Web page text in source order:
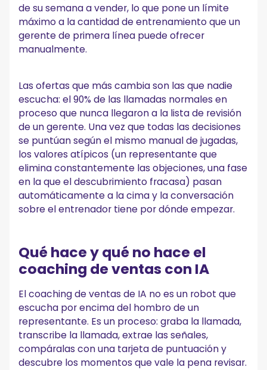
Preguntas frecuentes
¿Qué es el coaching de ventas con IA?‍
¿El coaching de ventas con IA reemplaza a un gerente de
¿Cuál es la diferencia entre el coaching de ventas con IA y
la inteligencia conversacional?‍
¿Es necesario que se les diga a los representantes que se
analizan sus llamadas?‍
¿Cuánto tiempo pasará hasta que el coaching de ventas
de IA muestre el ROI?‍
de su semana a vender, lo que pone un límite
máximo a la cantidad de entrenamiento que un
gerente de primera línea puede ofrecer
manualmente.
Las ofertas que más cambia son las que nadie
escucha: el 90% de las llamadas normales en
proceso que nunca llegaron a la lista de revisión
de un gerente. Una vez que todas las decisiones
se puntúan según el mismo manual de jugadas,
los valores atípicos (un representante que
elimina constantemente las objeciones, una fase
en la que el descubrimiento fracasa) pasan
automáticamente a la cima y la conversación
sobre el entrenador tiene por dónde empezar.
Qué hace y qué no hace el
coaching de ventas con IA
El coaching de ventas de IA no es un robot que
escucha por encima del hombro de un
representante. Es un proceso: graba la llamada,
transcribe la llamada, extrae las señales,
compáralas con una tarjeta de puntuación y
descubre los momentos que vale la pena revisar.